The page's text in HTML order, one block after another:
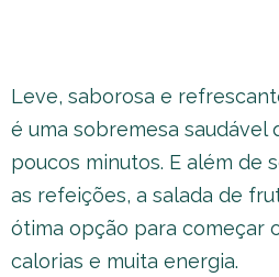
Leve, saborosa e
é uma sobremesa saudável
poucos minutos. E além de
as refeições, a salada de
ótima opção para começar
calorias e muita energia.